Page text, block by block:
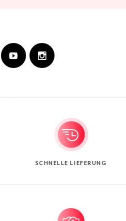
SCHNELLE LIEFERUNG